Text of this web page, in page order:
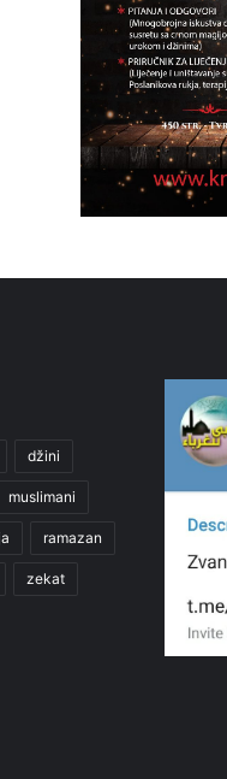
džini
muslimani
ramazan
zekat